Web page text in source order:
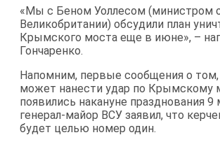
«Мы с Беном Уоллесом (министром
Великобритании) обсудили план
Крымского моста еще в июне», –
Гончаренко.
Напомним, первые сообщения о том,
может нанести удар по Крымскому
появились накануне празднования 9
генерал-майор ВСУ заявил, что
будет целью номер один.